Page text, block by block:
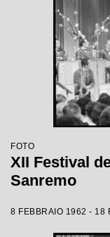
FOTO
XII Festival
Sanremo
8 FEBBRAIO 1962 - 18